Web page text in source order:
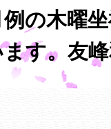
の木曜
す。友